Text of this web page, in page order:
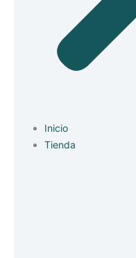
Inicio
Tienda